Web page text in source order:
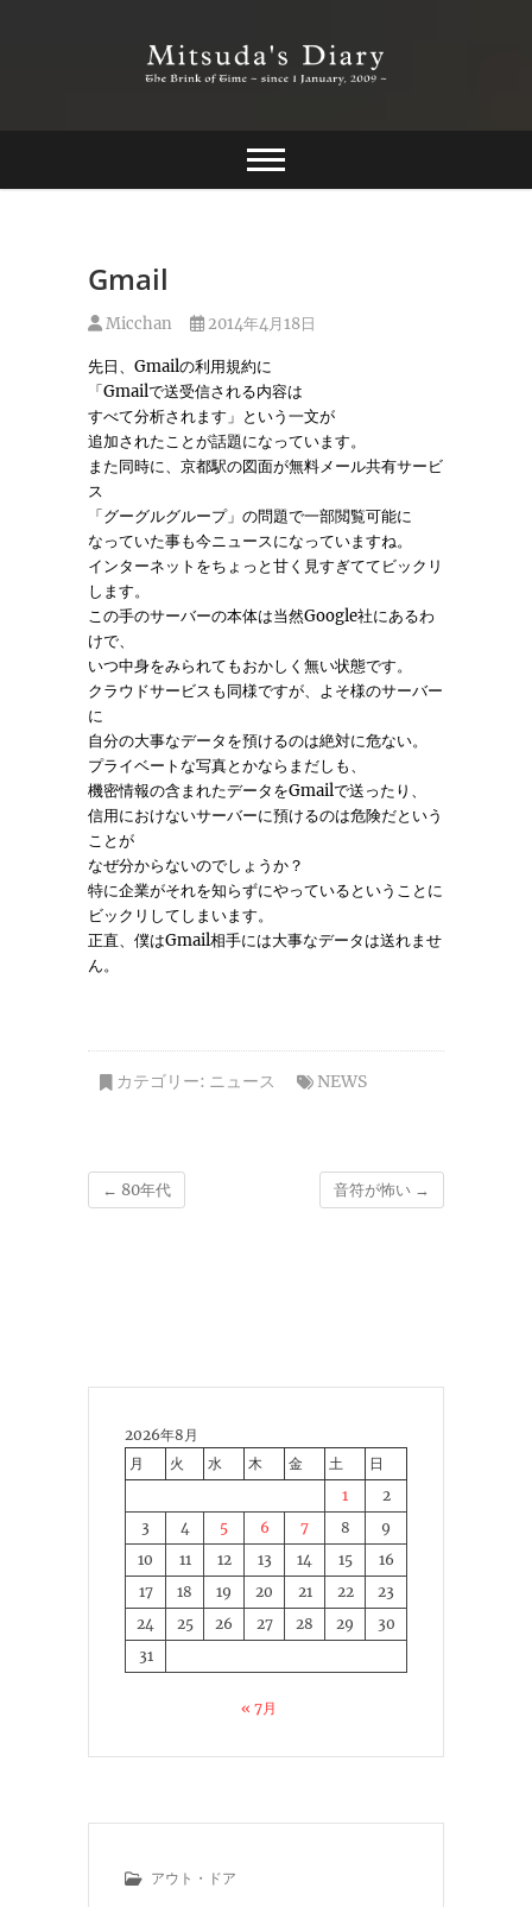
Mitsuda's Diary
Gmail
Micchan 2014年4月18日
先日、Gmailの利用規約に
「Gmailで送受信される内容は
すべて分析されます」という一文が
追加されたことが話題になっています。
また同時に、京都駅の図面が無料メール共有サービ
ス
「グーグルグループ」の問題で一部閲覧可能に
なっていた事も今ニュースになっていますね。
インターネットをちょっと甘く見すぎててビックリ
します。
この手のサーバーの本体は当然Google社にあるわ
けで、
いつ中身をみられてもおかしく無い状態です。
クラウドサービスも同様ですが、よそ様のサーバー
に
自分の大事なデータを預けるのは絶対に危ない。
プライベートな写真とかならまだしも、
機密情報の含まれたデータをGmailで送ったり、
信用におけないサーバーに預けるのは危険だという
ことが
なぜ分からないのでしょうか？
特に企業がそれを知らずにやっているということに
ビックリしてしまいます。
正直、僕はGmail相手には大事なデータは送れませ
ん。
カテゴリー: ニュース NEWS
← 80年代 音符が怖い →
2026年8月
月
火 水 木 金 土
日
1
2
3
4 5 6 7 8
9
10
11 12 13 14 15
16
17
18 19 20 21 22
23
24
25 26 27 28 29
30
31
« 7月
アウト・ドア